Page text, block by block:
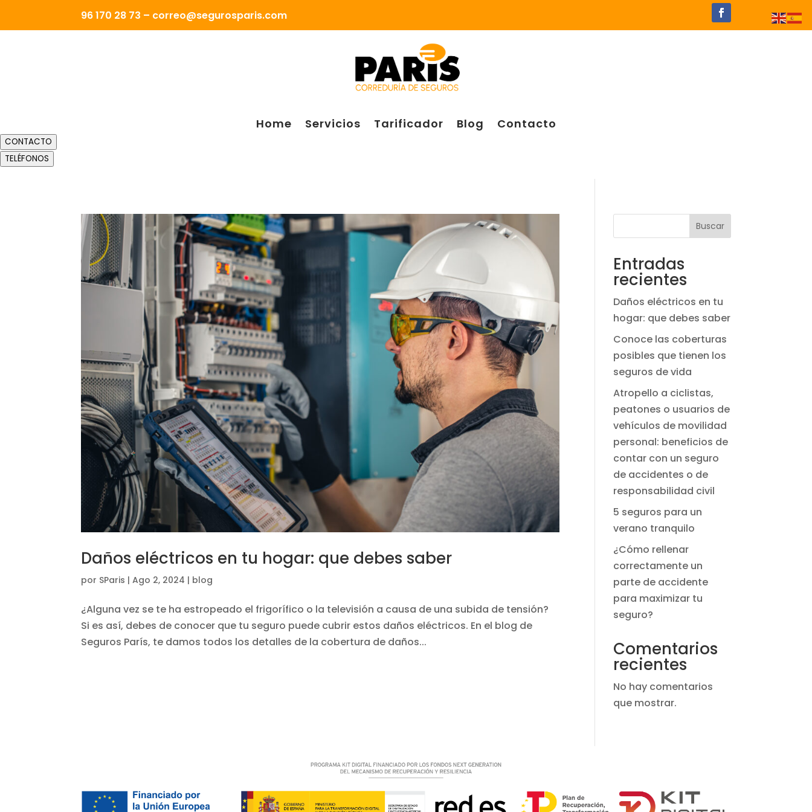
96 170 28 73 – correo@segurosparis.com
Home Servicios Tarificador Blog Contacto
CONTACTO
TELÉFONOS
Daños eléctricos en tu hogar: que debes saber
por SParis |Ago 2, 2024 | blog
¿Alguna vez se te ha estropeado el frigorífico o la televisión a causa de una subida de tensión?
Si es así, debes de conocer que tu seguro puede cubrir estos daños eléctricos. En el blog de
Seguros París, te damos todos los detalles de la cobertura de daños...
Buscar
Entradas
recientes
Daños eléctricos en tu
hogar: que debes saber
Conoce las coberturas
posibles que tienen los
seguros de vida
Atropello a ciclistas,
peatones o usuarios de
vehículos de movilidad
personal: beneficios de
contar con un seguro
de accidentes o de
responsabilidad civil
5 seguros para un
verano tranquilo
¿Cómo rellenar
correctamente un
parte de accidente
para maximizar tu
seguro?
Comentarios
recientes
No hay comentarios
que mostrar.